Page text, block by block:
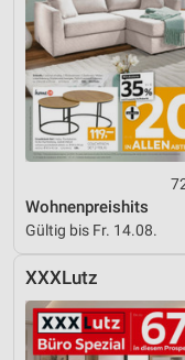
Wohnenpreishits
Gültig bis Fr. 14.08.
XXXLutz